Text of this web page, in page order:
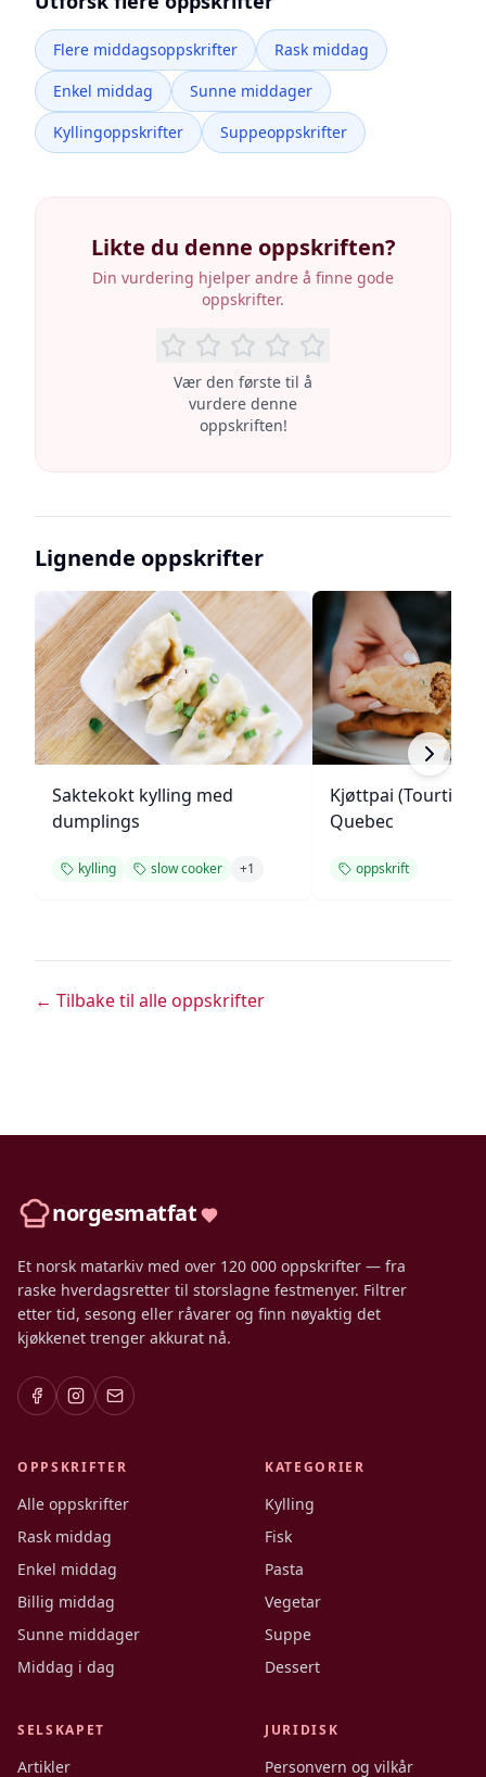
Flere middagsoppskrifter
Rask middag
Enkel middag
Sunne middager
Kyllingoppskrifter
Suppeoppskrifter
Likte du denne oppskriften?
Din vurdering hjelper andre å finne gode
oppskrifter.
Vær den første til å
vurdere denne
oppskriften!
Lignende oppskrifter
Saktekokt kylling med
dumplings
kylling slow cooker +1
Kjøttpai
Quebec
oppskrift
← Tilbake til alle oppskrifter
norgesmatfat
Et norsk matarkiv med over 120 000 oppskrifter — fra
raske hverdagsretter til storslagne festmenyer. Filtrer
etter tid, sesong eller råvarer og finn nøyaktig det
kjøkkenet trenger akkurat nå.
OPPSKRIFTER
Alle oppskrifter
Rask middag
Enkel middag
Billig middag
Sunne middager
Middag i dag
KATEGORIER
Kylling
Fisk
Pasta
Vegetar
Suppe
Dessert
SELSKAPET
Artikler
JURIDISK
Personvern og vilkår